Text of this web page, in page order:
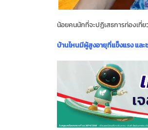
น้อยคนนักที่จะปฏิเสธการท่องเที่
บ้านไหนมีผู้สูงอายุที่แข็งแรง และ